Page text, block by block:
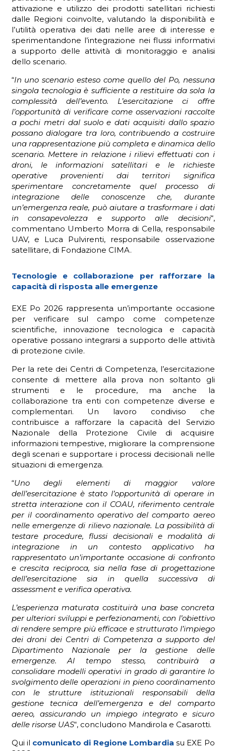
attivazione e utilizzo dei prodotti satellitari richiesti
dalle Regioni coinvolte, valutando la disponibilità e
l’utilità operativa dei dati nelle aree di interesse e
sperimentandone l’integrazione nei flussi informativi
a supporto delle attività di monitoraggio e analisi
dello scenario.
“In uno scenario esteso come quello del Po, nessuna
singola tecnologia è sufficiente a restituire da sola la
complessità dell’evento. L’esercitazione ci offre
l’opportunità di verificare come osservazioni raccolte
a pochi metri dal suolo e dati acquisiti dallo spazio
possano dialogare tra loro, contribuendo a costruire
una rappresentazione più completa e dinamica dello
scenario. Mettere in relazione i rilievi effettuati con i
droni, le informazioni satellitari e le richieste
operative provenienti dai territori significa
sperimentare concretamente quel processo di
integrazione delle conoscenze che, durante
un’emergenza reale, può aiutare a trasformare i dati
in consapevolezza e supporto alle decisioni“,
commentano Umberto Morra di Cella, responsabile
UAV, e Luca Pulvirenti, responsabile osservazione
satellitare, di Fondazione CIMA.
Tecnologie e collaborazione per rafforzare la
capacità di risposta alle emergenze
EXE Po 2026 rappresenta un’importante occasione
per verificare sul campo come competenze
scientifiche, innovazione tecnologica e capacità
operative possano integrarsi a supporto delle attività
di protezione civile.
Per la rete dei Centri di Competenza, l’esercitazione
consente di mettere alla prova non soltanto gli
strumenti e le procedure, ma anche la
collaborazione tra enti con competenze diverse e
complementari. Un lavoro condiviso che
contribuisce a rafforzare la capacità del Servizio
Nazionale della Protezione Civile di acquisire
informazioni tempestive, migliorare la comprensione
degli scenari e supportare i processi decisionali nelle
situazioni di emergenza.
“Uno degli elementi di maggior valore
dell’esercitazione è stato l’opportunità di operare in
stretta interazione con il COAU, riferimento centrale
per il coordinamento operativo del comparto aereo
nelle emergenze di rilievo nazionale. La possibilità di
testare procedure, flussi decisionali e modalità di
integrazione in un contesto applicativo ha
rappresentato un’importante occasione di confronto
e crescita reciproca, sia nella fase di progettazione
dell’esercitazione sia in quella successiva di
assessment e verifica operativa.
L’esperienza maturata costituirà una base concreta
per ulteriori sviluppi e perfezionamenti, con l’obiettivo
di rendere sempre più efficace e strutturato l’impiego
dei droni dei Centri di Competenza a supporto del
Dipartimento Nazionale per la gestione delle
emergenze. Al tempo stesso, contribuirà a
consolidare modelli operativi in grado di garantire lo
svolgimento delle operazioni in pieno coordinamento
con le strutture istituzionali responsabili della
gestione tecnica dell’emergenza e del comparto
aereo, assicurando un impiego integrato e sicuro
delle risorse UAS“, concludono Mandirola e Casarotti.
Qui il comunicato di Regione Lombardia su EXE Po